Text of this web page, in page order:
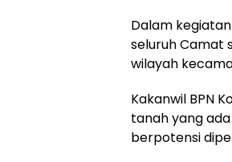
Dalam
seluruh Camat
wilayah
Kakanwil BPN
tanah yang
berpotensi